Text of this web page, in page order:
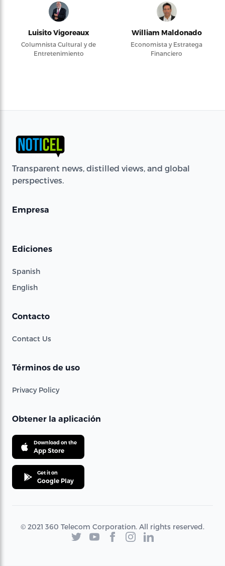
Luisito Vigoreaux
Columnista Cultural y de
Entretenimiento
William Maldonado
Economista y Estratega
Financiero
Transparent news, distilled views, and global
perspectives.
Empresa
Ediciones
Spanish
English
Contacto
Contact Us
Términos de uso
Privacy Policy
Obtener la aplicación
Download on the
App Store
Get it on
Google Play
© 2021 360 Telecom Corporation. All rights reserved.